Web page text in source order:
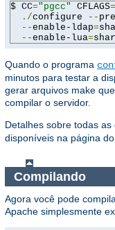
$ CC="pgcc" CFLAGS=
./configure --
--enable-ldap=
--enable-lua=
Quando o programa
minutos para testar a
gerar arquivos make
compilar o servidor.
Detalhes sobre todas
disponíveis na página
Compilando
Agora você pode
Apache simplesmente